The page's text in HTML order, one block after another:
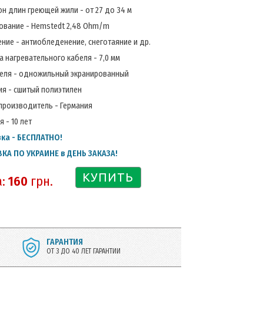
длин греющей жили - от 27 до 34 м
- Hemstedt 2,48 Ohm/m
- антиобледенение, снеготаяние и др.
нагревательного кабеля - 7,0 мм
- одножильный экранированный
- сшитый полиэтилен
- Германия
- 10 лет
- БЕСПЛАТНО!
ПО УКРАИНЕ в ДЕНЬ ЗАКАЗА!
160 грн. КУПИТЬ
ГАРАНТИЯ
ОТ 3 ДО 40 ЛЕТ ГАРАНТИИ